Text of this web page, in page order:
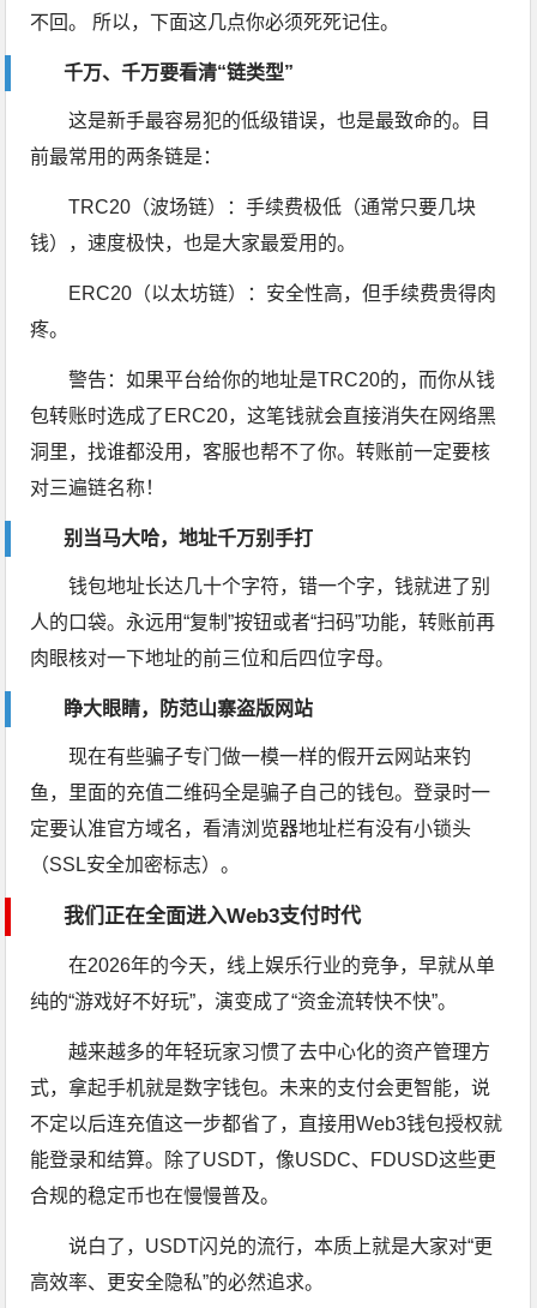
不回。 所以，下面这几点你必须死死记住。
千万、千万要看清“链类型”
这是新手最容易犯的低级错误，也是最致命的。目
前最常用的两条链是：
TRC20（波场链）：手续费极低（通常只要几块
钱），速度极快，也是大家最爱用的。
ERC20（以太坊链）：安全性高，但手续费贵得肉
疼。
警告：如果平台给你的地址是TRC20的，而你从钱
包转账时选成了ERC20，这笔钱就会直接消失在网络黑
洞里，找谁都没用，客服也帮不了你。转账前一定要核
对三遍链名称！
别当马大哈，地址千万别手打
钱包地址长达几十个字符，错一个字，钱就进了别
人的口袋。永远用“复制”按钮或者“扫码”功能，转账前再
肉眼核对一下地址的前三位和后四位字母。
睁大眼睛，防范山寨盗版网站
现在有些骗子专门做一模一样的假开云网站来钓
鱼，里面的充值二维码全是骗子自己的钱包。登录时一
定要认准官方域名，看清浏览器地址栏有没有小锁头
（SSL安全加密标志）。
我们正在全面进入Web3支付时代
在2026年的今天，线上娱乐行业的竞争，早就从单
纯的“游戏好不好玩”，演变成了“资金流转快不快”。
越来越多的年轻玩家习惯了去中心化的资产管理方
式，拿起手机就是数字钱包。未来的支付会更智能，说
不定以后连充值这一步都省了，直接用Web3钱包授权就
能登录和结算。除了USDT，像USDC、FDUSD这些更
合规的稳定币也在慢慢普及。
说白了，USDT闪兑的流行，本质上就是大家对“更
高效率、更安全隐私”的必然追求。